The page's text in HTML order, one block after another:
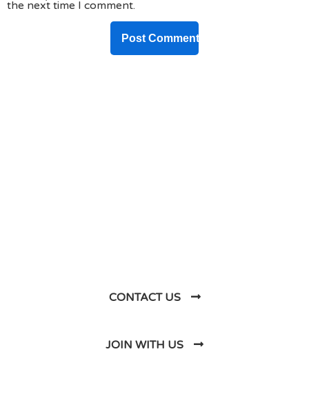
the next time I comment.
CONTACT US
JOIN WITH US